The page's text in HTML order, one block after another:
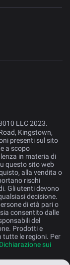
LLC 2023.
Kingstown,
presenti sul sito
a scopo
in materia di
questo sito web
alla vendita o
rischi
Gli utenti devono
decisione.
di età pari o
consentito dalle
del
Prodotti e
tutte le regioni. Per
Dichiarazione sui